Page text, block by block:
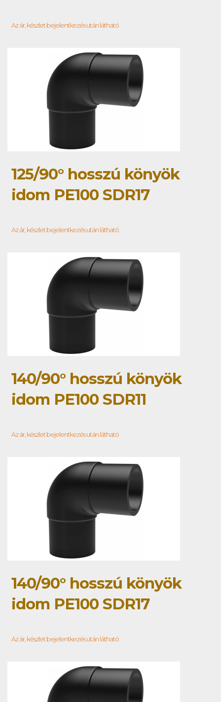
Az ár, készlet bejelentkezés után látható
125/90° hosszú könyök
idom PE100 SDR17
Az ár, készlet bejelentkezés után látható
140/90° hosszú könyök
idom PE100 SDR11
Az ár, készlet bejelentkezés után látható
140/90° hosszú könyök
idom PE100 SDR17
Az ár, készlet bejelentkezés után látható